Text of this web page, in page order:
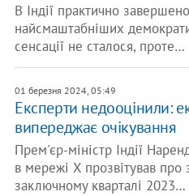
В Індії практично
найсмаштабніших
сенсації не сталося, проте…
01 березня 2024, 05:49
Експерти недооцінили:
випереджає очікування
Прем'єр-міністр Індії
в мережі X прозвітував
заключному кварталі 2023…